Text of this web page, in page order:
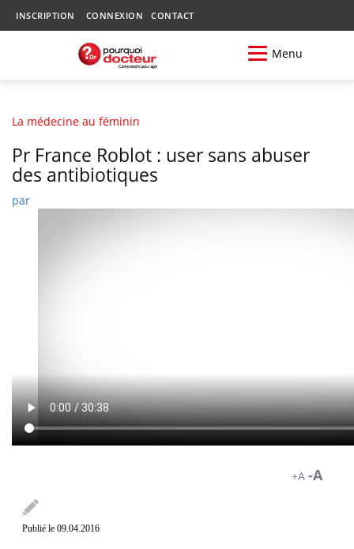
INSCRIPTION CONNEXION CONTACT
Menu
La médecine au féminin
Pr France Roblot : user sans abuser
des antibiotiques
par
+A -A
Publié le 09.04.2016